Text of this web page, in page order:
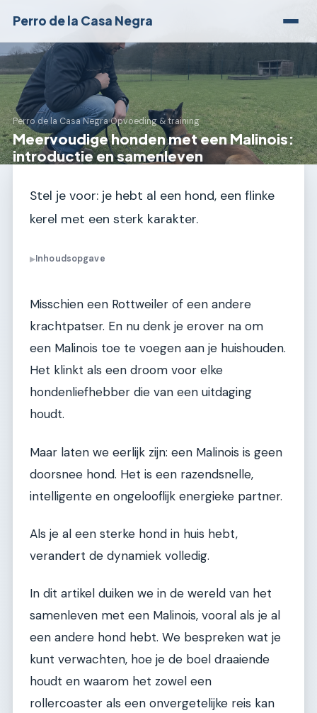
Perro de la Casa Negra
Perro de la Casa Negra›Opvoeding & training
Meervoudige honden met een Malinois:
introductie en samenleven
Stel je voor: je hebt al een hond, een flinke
kerel met een sterk karakter.
▶Inhoudsopgave
Misschien een Rottweiler of een andere
krachtpatser. En nu denk je erover na om
een Malinois toe te voegen aan je huishouden.
Het klinkt als een droom voor elke
hondenliefhebber die van een uitdaging
houdt.
Maar laten we eerlijk zijn: een Malinois is geen
doorsnee hond. Het is een razendsnelle,
intelligente en ongelooflijk energieke partner.
Als je al een sterke hond in huis hebt,
verandert de dynamiek volledig.
In dit artikel duiken we in de wereld van het
samenleven met een Malinois, vooral als je al
een andere hond hebt. We bespreken wat je
kunt verwachten, hoe je de boel draaiende
houdt en waarom het zowel een
rollercoaster als een onvergetelijke reis kan